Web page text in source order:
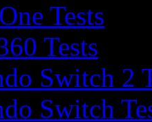
Tests
Tests
Switch 2
Switch